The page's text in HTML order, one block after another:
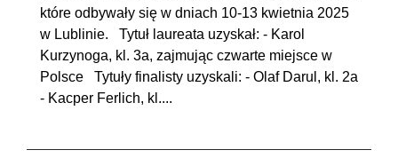
które odbywały się w dniach 10-13 kwietnia 2025
w Lublinie. Tytuł laureata uzyskał: - Karol
Kurzynoga, kl. 3a, zajmując czwarte miejsce w
Polsce Tytuły finalisty uzyskali: - Olaf Darul, kl. 2a
- Kacper Ferlich, kl....